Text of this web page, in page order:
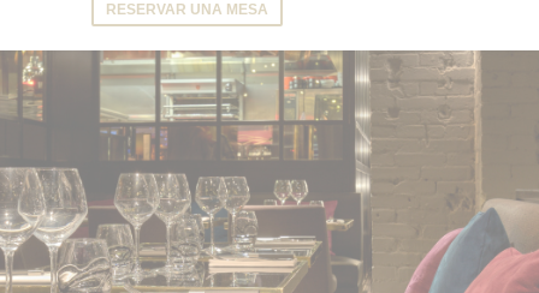
RESERVAR UNA MESA